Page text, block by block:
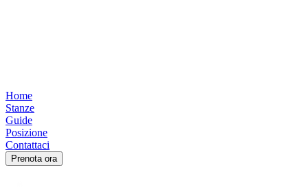
Home
Stanze
Guide
Posizione
Contattaci
Prenota ora